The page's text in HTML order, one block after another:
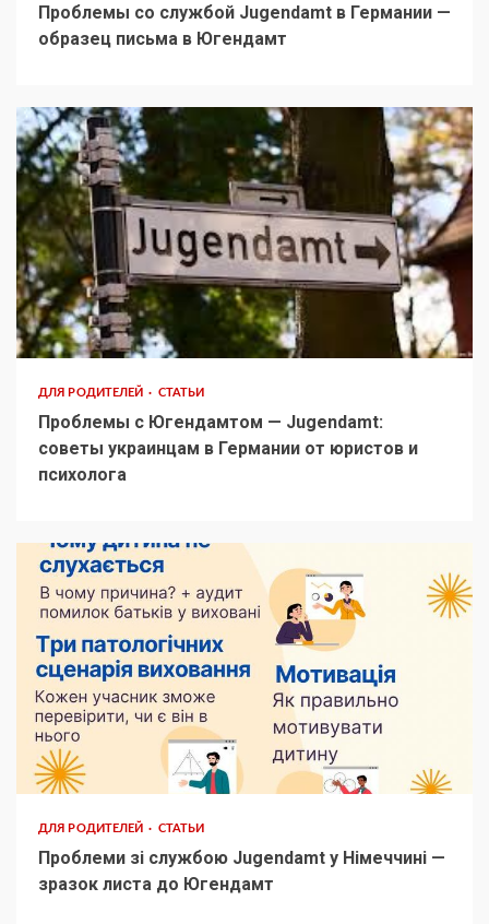
Проблемы со службой Jugendamt в Германии —
образец письма в Югендамт
ДЛЯ РОДИТЕЛЕЙ СТАТЬИ
Проблемы с Югендамтом — Jugendamt:
советы украинцам в Германии от юристов и
психолога
ДЛЯ РОДИТЕЛЕЙ СТАТЬИ
Проблеми зі службою Jugendamt у Німеччині —
зразок листа до Югендамт